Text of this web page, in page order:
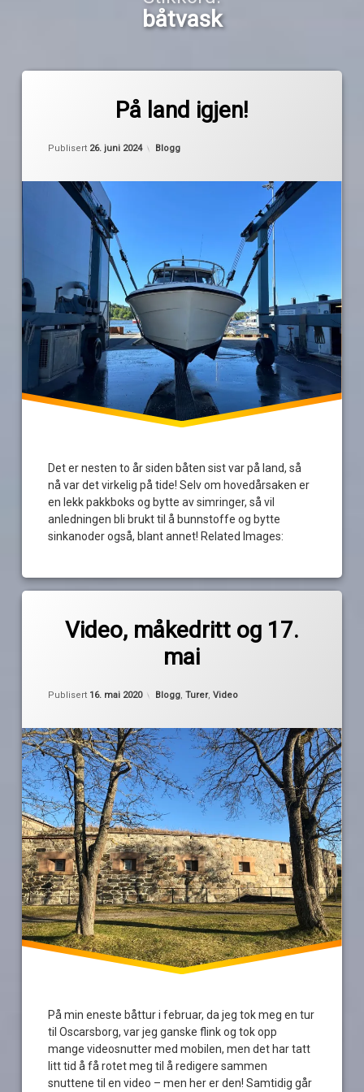
båtvask
På land igjen!
Publisert 26. juni 2024 Kategorier:
Blogg
Det er nesten to år siden båten sist var på land, så
nå var det virkelig på tide! Selv om hovedårsaken er
en lekk pakkboks og bytte av simringer, så vil
anledningen bli brukt til å bunnstoffe og bytte
sinkanoder også, blant annet! Related Images:
fredrikstad
kranløft
landsetting
reparasjon
sinkanoder
vedlikehold
Video, måkedritt og 17.
mai
Publisert 16. mai 2020
Oppdatert 16. mai 2020
Kategorier:
Blogg,Turer,Video
På min eneste båttur i februar, da jeg tok meg en tur
til Oscarsborg, var jeg ganske flink og tok opp
mange videosnutter med mobilen, men det har tatt
litt tid å få rotet meg til å redigere sammen
snuttene til en video – men her er den! Samtidig går
17.mai
måkedritt
oscarsborg
vask
av
båt
video